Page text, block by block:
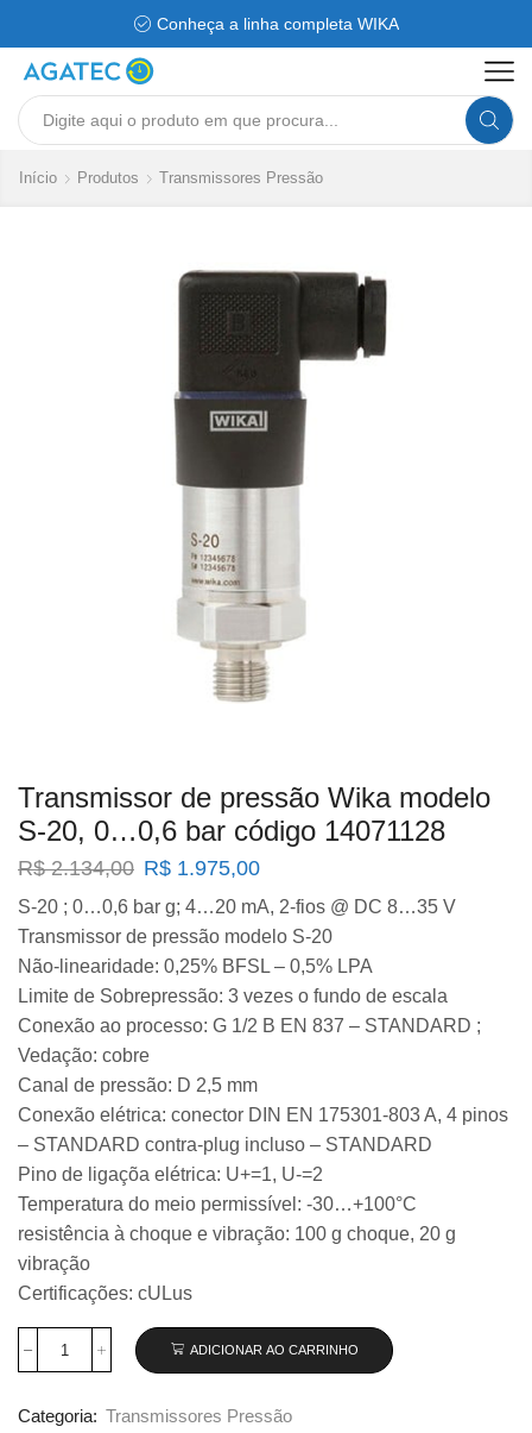
Conheça a linha completa WIKA
Search
Início Produtos Transmissores Pressão
Transmissor de pressão Wika modelo
S-20, 0…0,6 bar código 14071128
R$2.134,00 O
original
era:
R$ 2.134,00.
R$ 1.975,00O
atual
é:
R$ 1.975,00.
S-20 ; 0…0,6 bar g; 4…20 mA, 2-fios @ DC 8…35 V
Transmissor de pressão modelo S-20
Não-linearidade: 0,25% BFSL – 0,5% LPA
Limite de Sobrepressão: 3 vezes o fundo de escala
Conexão ao processo: G 1/2 B EN 837 – STANDARD ;
Vedação: cobre
Canal de pressão: D 2,5 mm
Conexão elétrica: conector DIN EN 175301-803 A, 4 pinos
– STANDARD contra-plug incluso – STANDARD
Pino de ligaçõa elétrica: U+=1, U-=2
Temperatura do meio permissível: -30…+100°C
resistência à choque e vibração: 100 g choque, 20 g
vibração
Certificações: cULus
Transmissor
Wika
ADICIONAR AO CARRINHO
Categoria: Transmissores Pressão